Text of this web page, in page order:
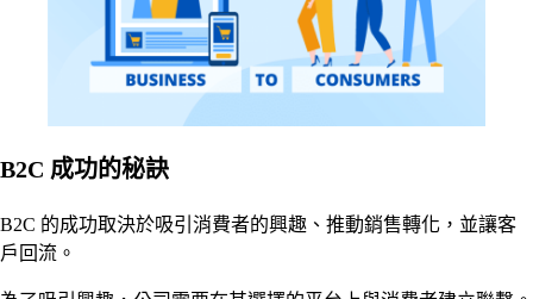
B2C 成功的秘訣
B2C 的成功取決於吸引消費者的興趣、推動銷售轉化，並讓客
戶回流。